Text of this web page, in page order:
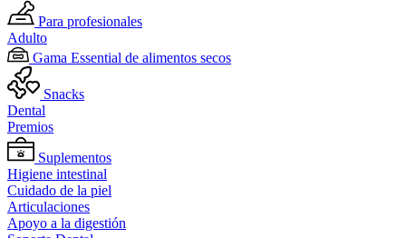
Para profesionales
Adulto
Gama Essential de alimentos secos
Snacks
Dental
Premios
Suplementos
Higiene intestinal
Cuidado de la piel
Articulaciones
Apoyo a la digestión